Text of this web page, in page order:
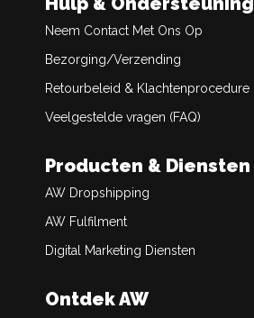
Neem Contact Met Ons Op
Bezorging/Verzending
Retourbeleid & Klachtenprocedure
Veelgestelde vragen (FAQ)
Producten & Diensten
AW Dropshipping
AW Fulfilment
Digital Marketing Diensten
Ontdek AW